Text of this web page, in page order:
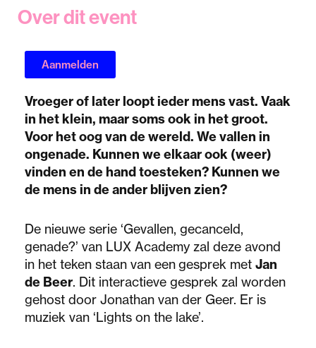
Over dit event
Aanmelden
Vroeger of later loopt ieder mens vast. Vaak
in het klein, maar soms ook in het groot.
Voor het oog van de wereld. We vallen in
ongenade. Kunnen we elkaar ook (weer)
vinden en de hand toesteken? Kunnen we
de mens in de ander blijven zien?
De nieuwe serie ‘Gevallen, gecanceld,
genade?’ van LUX Academy zal deze avond
in het teken staan van eengesprek met Jan
de Beer. Dit interactieve gesprek zal worden
gehost door Jonathan van der Geer. Er is
muziek van ‘Lights on the lake’.